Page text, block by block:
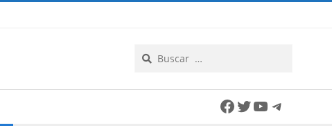
Facebook
Twitter
YouTube